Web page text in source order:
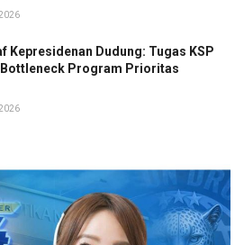
Kepresidenan Dudung: Tugas KSP
Program Prioritas